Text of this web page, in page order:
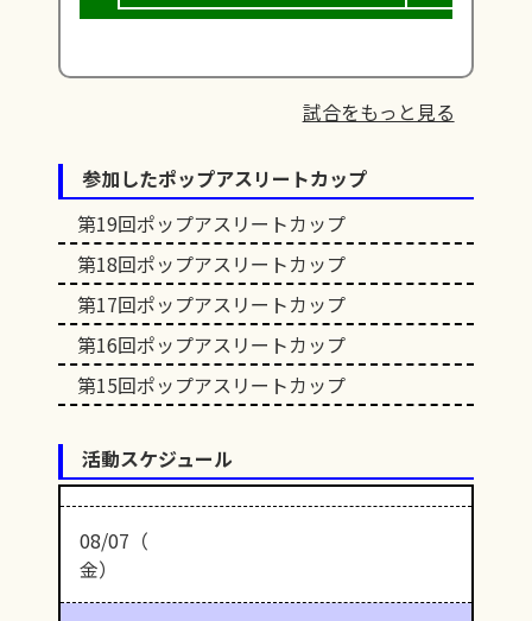
試合をもっと見る
参加したポップアスリートカップ
第19回ポップアスリートカップ
第18回ポップアスリートカップ
第17回ポップアスリートカップ
第16回ポップアスリートカップ
第15回ポップアスリートカップ
活動スケジュール
08/07（
金）